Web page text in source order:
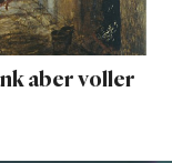
aber voller